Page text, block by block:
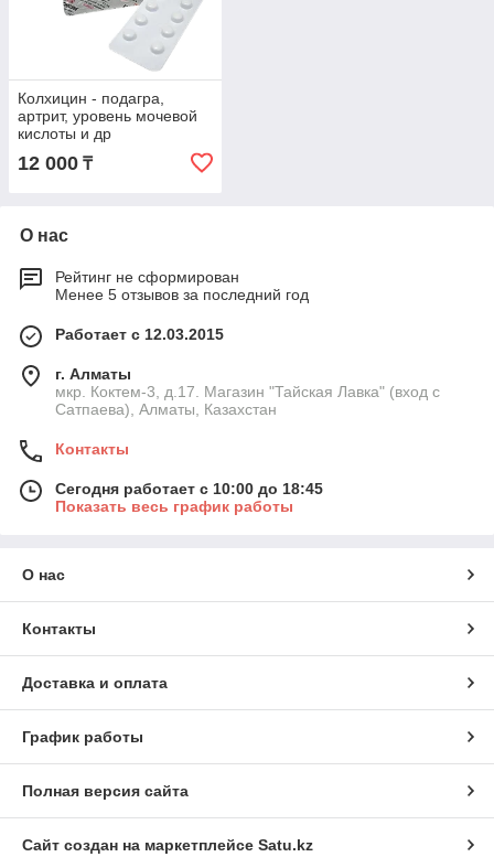
Колхицин - подагра,
артрит, уровень мочевой
кислоты и др
12 000 ₸
О нас
Рейтинг не сформирован
Менее 5 отзывов за последний год
Работает с 12.03.2015
г. Алматы
мкр. Коктем-3, д.17. Магазин "Тайская Лавка" (вход с
Сатпаева), Алматы, Казахстан
Контакты
Сегодня работает с 10:00 до 18:45
Показать весь график работы
О нас
Контакты
Доставка и оплата
График работы
Полная версия сайта
Сайт создан на маркетплейсе Satu.kz